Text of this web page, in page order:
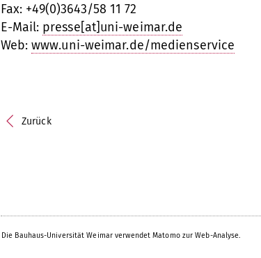
Fax: +49(0)3643/58 11 72
E-Mail: presse[at]uni-weimar.de
Web: www.uni-weimar.de/medienservice
Zurück
Die Bauhaus-Universität Weimar verwendet Matomo zur Web-Analyse.